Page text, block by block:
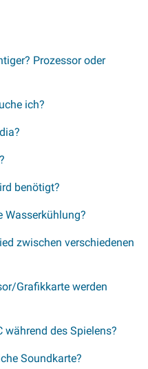
Prozessor oder
ich?
benötigt?
Wasserkühlung?
zwischen verschiedenen
Grafikkarte werden
während des Spielens?
Soundkarte?